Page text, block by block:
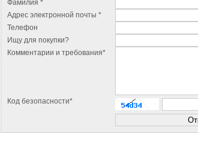
Фамилия *
Адрес электронной почты *
Телефон
Ищу для покупки?
Комментарии и требования*
Код безопасности*